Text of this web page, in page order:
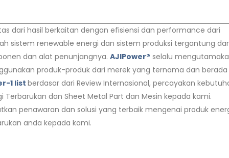
dari hasil berkaitan dengan efisiensi dan performance dari
sistem renewable energi dan sistem produksi tergantung
dan alat penunjangnya. AJIPower® selalu
produk-produk dari merek yang ternama dan berada
1 list berdasar dari Review Internasional, percayakan
Terbarukan dan Sheet Metal Part dan Mesin kepada kami.
penawaran dan solusi yang terbaik mengenai produk
anda kepada kami.